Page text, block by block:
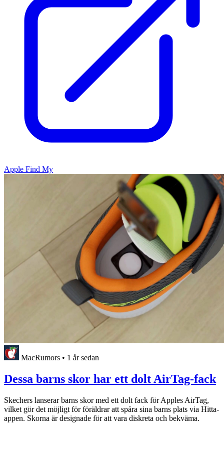
Apple Find My
MacRumors • 1 år sedan
Dessa barns skor har ett dolt AirTag-fack
Skechers lanserar barns skor med ett dolt fack för Apples AirTag,
vilket gör det möjligt för föräldrar att spåra sina barns plats via Hitta-
appen. Skorna är designade för att vara diskreta och bekväma.